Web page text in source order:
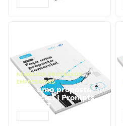
NEGÓCIOS, PROCESSOS
EMPRESARIAIS
Faça uma proposta
comercial | Prompts
ChatGPT